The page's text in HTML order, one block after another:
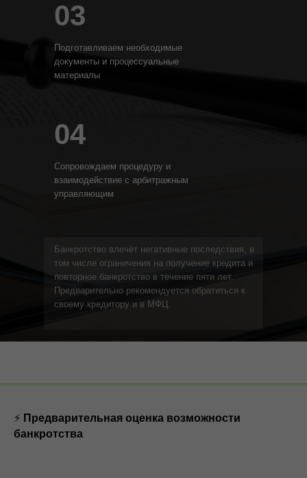
Банкротство влечёт негативные последствия, в
том числе ограничения на получение кредита и
повторное банкротство в течение пяти лет.
Предварительно рекомендуется обратиться к
своему кредитору и в МФЦ.
03
Подготавливаем необходимые
документы и процессуальные
материалы
04
Сопровождаем процедуру и
взаимодействие с арбитражным
управляющим
⚡ Предварительная оценка возможности
банкротства